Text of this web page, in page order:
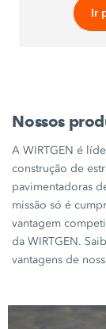
Ir
Nossos
A WIRTGEN é
construção de
pavimentadoras
missão só é
vantagem
da WIRTGEN.
vantagens de